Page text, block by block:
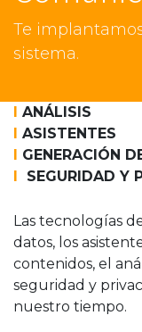
Te
sistema.
Las tecnologías
datos, los
contenidos, el
seguridad y
nuestro tiempo.
I ANÁLISIS
I ASISTENTES
I GENERACIÓN
I SEGURIDAD Y